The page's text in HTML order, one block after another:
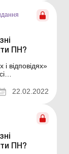
ПН?
відповідях»
Під час
його
22.02.2022
ПН?